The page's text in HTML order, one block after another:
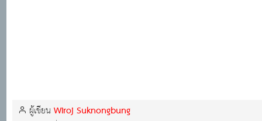
ผู้เขียนWiroj Suknongbung